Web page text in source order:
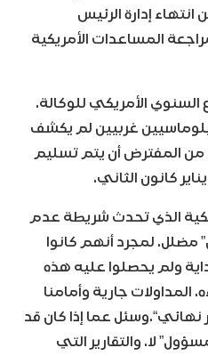
إدارة الرئيس
المساعدات الأمريكية
السنوي الأمريكي للوكالة.
غربيين لم يكشف
من المفترض أن يتم تسليم
كانون الثاني.
الذي تحدث شريطة عدم
مضلل. لمجرد أنهم كانوا
ولم يحصلوا عليه هذه
المداولات جارية وأمامنا
نهائي“.وسئل عما إذا كان قد
لا. والتقارير التي